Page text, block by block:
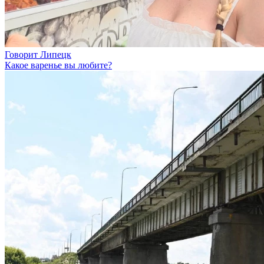
Говорит Липецк
Какое варенье вы любите?